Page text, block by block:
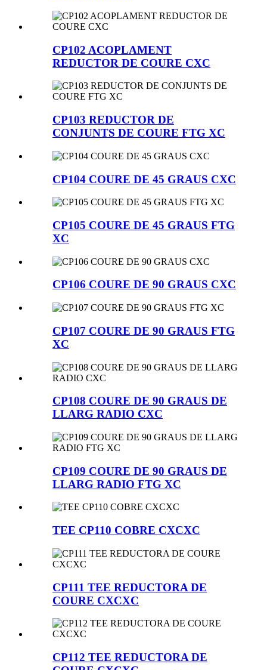
CP102 ACOPLAMENT
REDUCTOR DE COURE CXC
CP103 REDUCTOR DE
CONJUNTS DE COURE FTG XC
CP104 COURE DE 45 GRAUS CXC
CP105 COURE DE 45 GRAUS FTG
XC
CP106 COURE DE 90 GRAUS CXC
CP107 COURE DE 90 GRAUS FTG
XC
CP108 COURE DE 90 GRAUS DE
LLARG RADIO CXC
CP109 COURE DE 90 GRAUS DE
LLARG RADIO FTG XC
TEE CP110 COBRE CXCXC
CP111 TEE REDUCTORA DE
COURE CXCXC
CP112 TEE REDUCTORA DE